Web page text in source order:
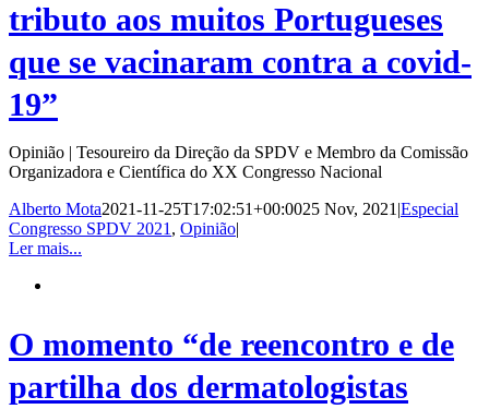
tributo aos muitos Portugueses
que se vacinaram contra a covid-
19”
Opinião | Tesoureiro da Direção da SPDV e Membro da Comissão
Organizadora e Científica do XX Congresso Nacional
Alberto Mota2021-11-25T17:02:51+00:0025 Nov, 2021 Especial
Congresso SPDV 2021, Opinião
Ler mais...
O momento “de reencontro e de
partilha dos dermatologistas